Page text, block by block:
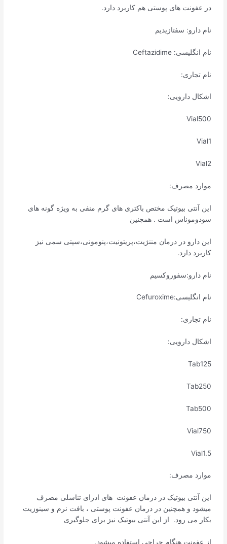
در عفونت های پوستی هم کاربرد دارد.
نام دارو: سفتازیدیم
نام انگلیسی: Ceftazidime
نام تجاری:
اشکال دارویی:
Vial500
Vial1
Vial2
موارد مصرف:
این آنتی بیوتیک مختص باکتری های گرم منفی به ویژه گونه های
سودوموناس است . همچنین
این دارو در درمان مننژیت،پریتونیت،پنومونی،سپتی سمی نیز
کاربرد دارد.
نام دارو:سفوروکسیم
نام انگلیسی:Cefuroxime
نام تجاری:
اشکال دارویی:
Tab125
Tab250
Tab500
Vial750
Vial1.5
موارد مصرف:
این آنتی بیوتیک در درمان عفونت های ادرای تناسلی مصرف
میشود و همچنین در درمان عفونت پوستی ، بافت نرم و سینوزیت
بکار می رود. از این آنتی بیوتیک نیز برای جلوگیری
از عفونت هنگام جراحی استفاده میشود.